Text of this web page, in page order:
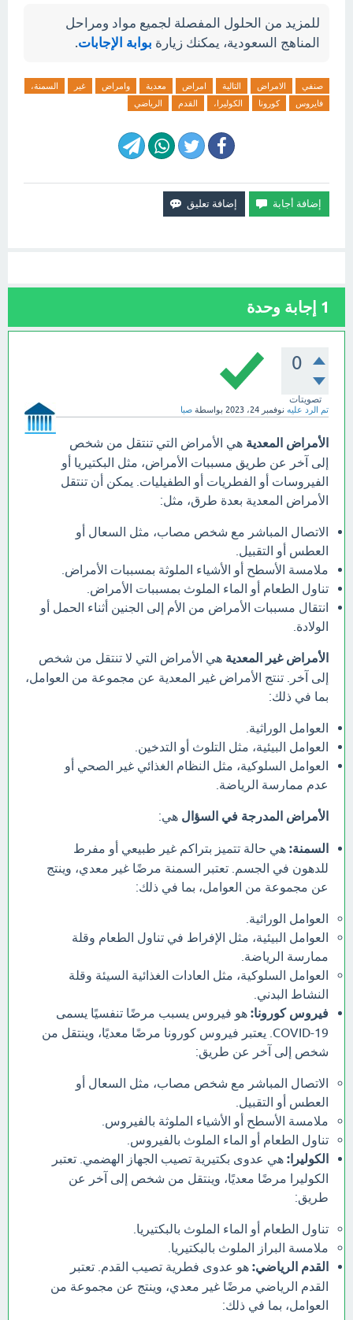
للمزيد من الحلول المفصلة لجميع مواد ومراحل
المناهج السعودية، يمكنك زيارة بوابة الإجابات.
صنفي الامراض التالية امراض معدية وامراض غير
السمنة،
فايروس
كورونا الكوليرا، القدم الرياضي
1 إجابة وحدة
0
تصويتات
تم الرد عليه نوفمبر 24، 2023 بواسطة صبا
الأمراض المعدية هي الأمراض التي تنتقل من شخص
إلى آخر عن طريق مسببات الأمراض، مثل البكتيريا أو
الفيروسات أو الفطريات أو الطفيليات. يمكن أن تنتقل
الأمراض المعدية بعدة طرق، مثل:
الاتصال المباشر مع شخص مصاب، مثل السعال أو
العطس أو التقبيل.
ملامسة الأسطح أو الأشياء الملوثة بمسببات الأمراض.
تناول الطعام أو الماء الملوث بمسببات الأمراض.
انتقال مسببات الأمراض من الأم إلى الجنين أثناء الحمل أو
الولادة.
الأمراض غير المعدية هي الأمراض التي لا تنتقل من شخص
إلى آخر. تنتج الأمراض غير المعدية عن مجموعة من العوامل،
بما في ذلك:
العوامل الوراثية.
العوامل البيئية، مثل التلوث أو التدخين.
العوامل السلوكية، مثل النظام الغذائي غير الصحي أو
عدم ممارسة الرياضة.
الأمراض المدرجة في السؤال هي:
السمنة: هي حالة تتميز بتراكم غير طبيعي أو مفرط
للدهون في الجسم. تعتبر السمنة مرضًا غير معدي، وينتج
عن مجموعة من العوامل، بما في ذلك:
العوامل الوراثية.
العوامل البيئية، مثل الإفراط في تناول الطعام وقلة
ممارسة الرياضة.
العوامل السلوكية، مثل العادات الغذائية السيئة وقلة
النشاط البدني.
فيروس كورونا: هو فيروس يسبب مرضًا تنفسيًا يسمى
COVID-19. يعتبر فيروس كورونا مرضًا معديًا، وينتقل من
شخص إلى آخر عن طريق:
الاتصال المباشر مع شخص مصاب، مثل السعال أو
العطس أو التقبيل.
ملامسة الأسطح أو الأشياء الملوثة بالفيروس.
تناول الطعام أو الماء الملوث بالفيروس.
الكوليرا: هي عدوى بكتيرية تصيب الجهاز الهضمي. تعتبر
الكوليرا مرضًا معديًا، وينتقل من شخص إلى آخر عن
طريق:
تناول الطعام أو الماء الملوث بالبكتيريا.
ملامسة البراز الملوث بالبكتيريا.
القدم الرياضي: هو عدوى فطرية تصيب القدم. تعتبر
القدم الرياضي مرضًا غير معدي، وينتج عن مجموعة من
العوامل، بما في ذلك: